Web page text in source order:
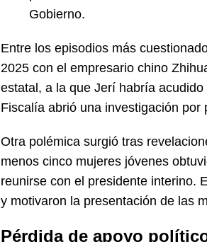
Gobierno.
Entre los episodios más
2025 con el empresario chino
estatal, a la que Jerí habría
Fiscalía abrió una investigación
Otra polémica surgió tras
menos cinco mujeres jóvenes
reunirse con el presidente interino.
y motivaron la presentación de las
Pérdida de apoyo